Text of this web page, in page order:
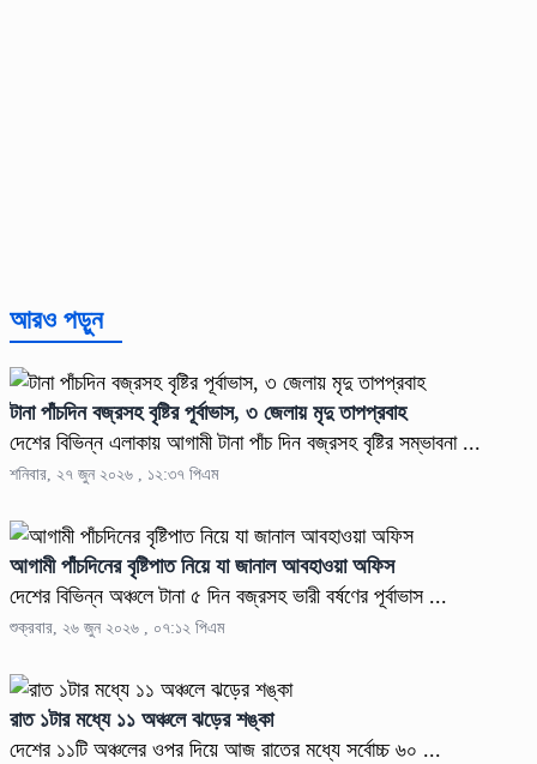
আরও পড়ুন
টানা পাঁচদিন বজ্রসহ বৃষ্টির পূর্বাভাস, ৩ জেলায় মৃদু তাপপ্রবাহ
দেশের বিভিন্ন এলাকায় আগামী টানা পাঁচ দিন বজ্রসহ বৃষ্টির সম্ভাবনা ...
শনিবার, ২৭ জুন ২০২৬ , ১২:৩৭ পিএম
আগামী পাঁচদিনের বৃষ্টিপাত নিয়ে যা জানাল আবহাওয়া অফিস
দেশের বিভিন্ন অঞ্চলে টানা ৫ দিন বজ্রসহ ভারী বর্ষণের পূর্বাভাস ...
শুক্রবার, ২৬ জুন ২০২৬ , ০৭:১২ পিএম
রাত ১টার মধ্যে ১১ অঞ্চলে ঝড়ের শঙ্কা
দেশের ১১টি অঞ্চলের ওপর দিয়ে আজ রাতের মধ্যে সর্বোচ্চ ৬০ ...